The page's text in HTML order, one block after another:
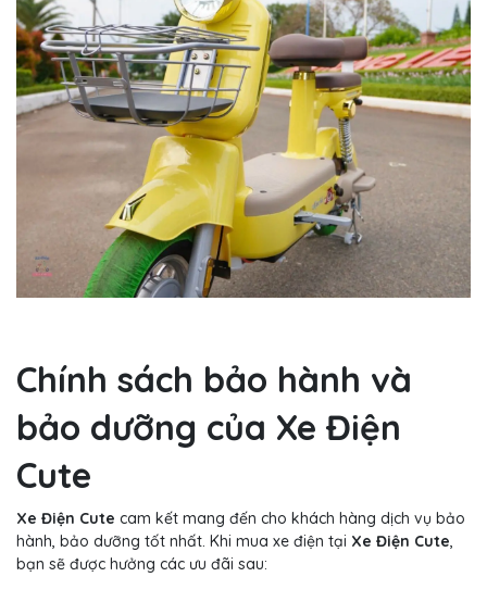
Chính sách bảo hành và
bảo dưỡng của Xe Điện
Cute
Xe Điện Cute cam kết mang đến cho khách hàng dịch vụ bảo
hành, bảo dưỡng tốt nhất. Khi mua xe điện tại Xe Điện Cute,
bạn sẽ được hưởng các ưu đãi sau: